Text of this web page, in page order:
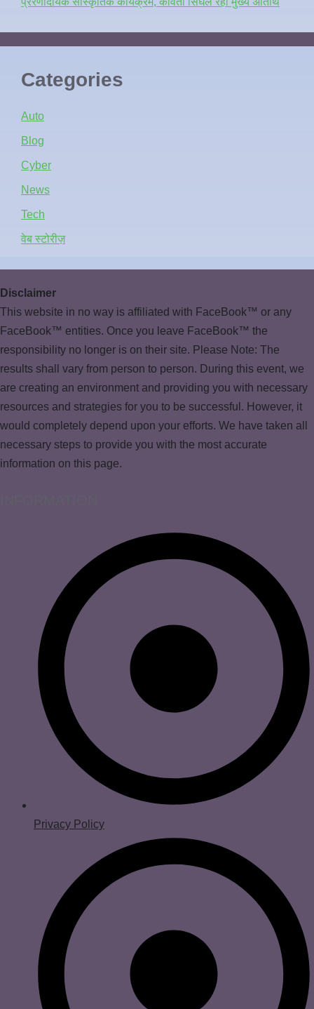
Categories
Auto
Blog
Cyber
News
Tech
वेब स्टोरीज़
Disclaimer
This website in no way is affiliated with FaceBook™ or any
FaceBook™ entities. Once you leave FaceBook™ the
responsibility no longer is on their site. Please Note: The
results shall vary from person to person. During this event, we
are creating an environment and providing you with necessary
resources and strategies for you to be successful. However, it
would completely depend upon your efforts. We have taken all
necessary steps to provide you with the most accurate
information on this page.
Privacy Policy